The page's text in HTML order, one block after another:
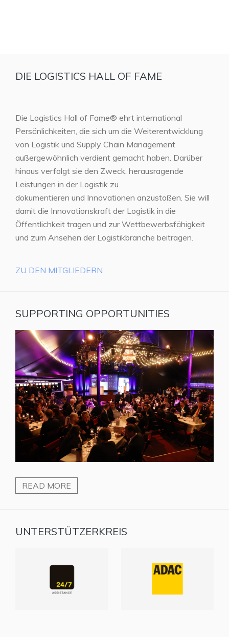
DIE LOGISTICS HALL OF FAME
Die Logistics Hall of Fame® ehrt international
Persönlichkeiten, die sich um die Weiterentwicklung
von Logistik und Supply Chain Management
außergewöhnlich verdient gemacht haben. Darüber
hinaus verfolgt sie den Zweck, herausragende
Leistungen in der Logistik zu
dokumentieren und Innovationen anzustoßen. Sie will
damit die Innovationskraft der Logistik in die
Öffentlichkeit tragen und zur Wettbewerbsfähigkeit
und zum Ansehen der Logistikbranche beitragen.
ZU DEN MITGLIEDERN
SUPPORTING OPPORTUNITIES
READ MORE
UNTERSTÜTZERKREIS